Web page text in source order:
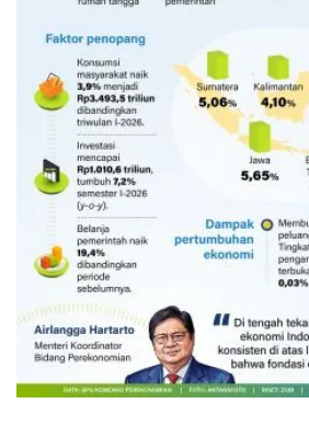
Ekonomi triwulan II-
5,29 persen
14 jam lalu